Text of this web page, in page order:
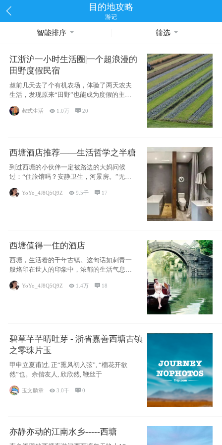
目的地攻略
游记
智能排序 筛选
江浙沪一小时生活圈|一个超浪漫的
田野度假民宿
叔前几天去了个有机农场，体验了两天农夫
生活，发现原来“田野”也能成为度假的主旋
律。江
叔式生活  1.0万 20
西塘酒店推荐——生活哲学之半糖
到过西塘的小伙伴一定被路边的大妈问候
过：“住旅馆吗？安静卫生，河景房。”无意
YoYo_4J8Q5Q9Z 9.5千  17
西塘值得一住的酒店
西塘，生活着的千年古镇。这句话如刺青一
般烙印在世人的印象中，浓郁的生活气息，
小桥流水
YoYo_4J8Q5Q9Z  1.4万  18
碧草芊芊晴吐芽 - 浙省嘉善西塘古镇
之零珠片玉
甲申立夏甫过, 正“熏风初入弦”, “榴花开欲
然”也。余偕友人, 欣欣然, 鞭丝于
玉文麟章  3.0千 0
亦静亦动的江南水乡-----西塘